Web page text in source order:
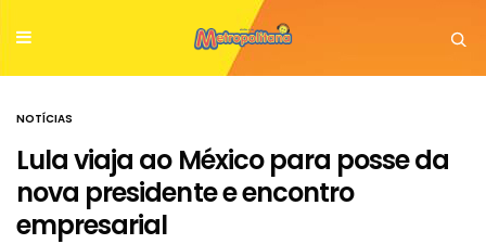
NOTÍCIAS
Lula viaja ao México para posse da
nova presidente e encontro
empresarial